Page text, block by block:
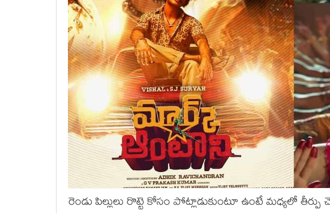
రెండు పిల్లులు రొట్టె కోసం పోట్లాడుకుంటూ ఉంటే మధ్యలో తీర్పు